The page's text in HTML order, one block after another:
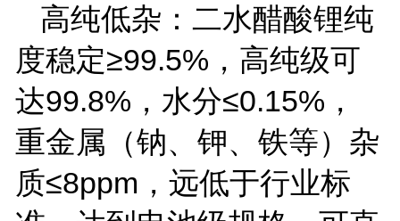
高纯低杂：二水醋酸锂纯
度稳定≥99.5% ，高纯级可
达99.8% ，水分≤0.15% ，
重金属（钠、钾、铁等）杂
质≤8ppm ，远低于行业标